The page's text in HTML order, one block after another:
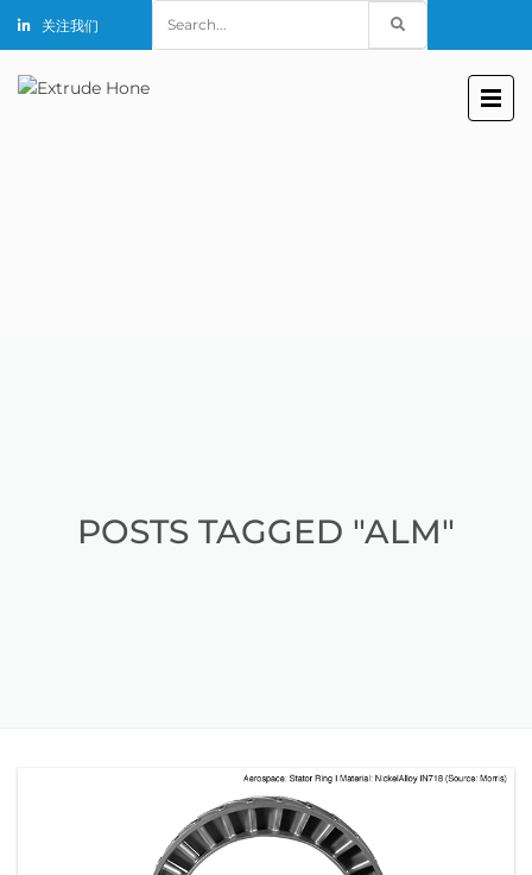
关注我们
for:
POSTS TAGGED "ALM"